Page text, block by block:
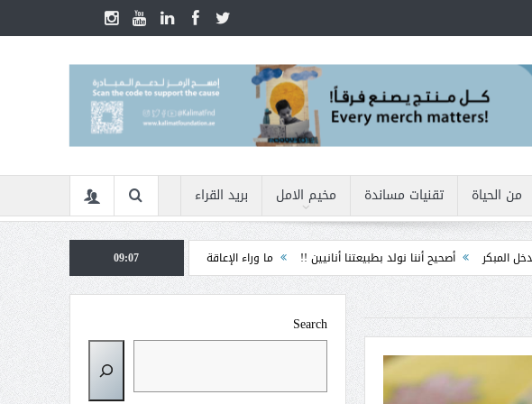
من الحياة تقنيات مساندة مخيم الامل بريد القراء
أننا نولد بطبيعتنا أنانيين !! ما وراء الإعاقة الأمن السيبراني في زمن الأزمات ... كيف نحمي أنفسنا
09:07
Search